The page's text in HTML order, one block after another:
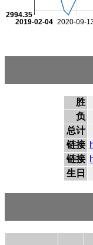
2020-09-
2019-02-04
2994.35
胜
负
总计
链接
链接
生日